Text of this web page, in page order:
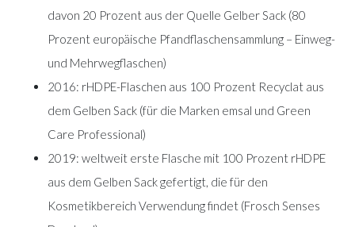
davon 20 Prozent aus der Quelle Gelber Sack (80
Prozent europäische Pfandflaschensammlung – Einweg-
und Mehrwegflaschen)
2016: rHDPE-Flaschen aus 100 Prozent Recyclat aus
dem Gelben Sack (für die Marken emsal und Green
Care Professional)
2019: weltweit erste Flasche mit 100 Prozent rHDPE
aus dem Gelben Sack gefertigt, die für den
Kosmetikbereich Verwendung findet (Frosch Senses